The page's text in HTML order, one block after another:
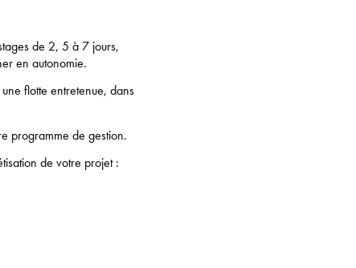
de 2, 5 à 7 jours,
en autonomie.
flotte entretenue, dans
programme de gestion.
de votre projet :